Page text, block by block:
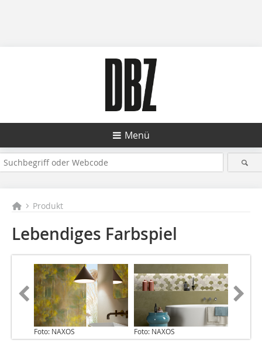
Menü
Produkt
Lebendiges Farbspiel
Foto: NAXOS Foto: NAXOS